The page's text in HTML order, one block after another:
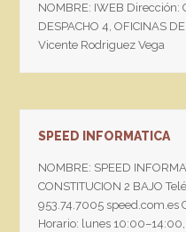
NOMBRE: IWEB Dirección:
DESPACHO 4, OFICINAS
Vicente Rodriguez Vega
SPEED INFORMATICA
NOMBRE: SPEED
CONSTITUCION 2 BAJO
953.74.7005 speed.com.es
Horario: lunes